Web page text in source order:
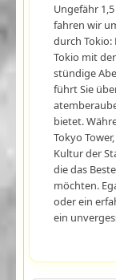
Ungefähr
fahren wir
durch Tokio:
Tokio mit
stündige
führt Sie
bietet.
Tokyo
Kultur der
die das
möchten.
oder ein
ein